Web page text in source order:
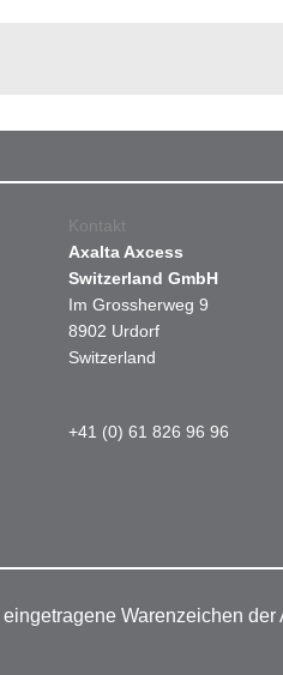
Kontakt
Axalta Axcess
Switzerland GmbH
Im Grossherweg 9
8902 Urdorf
Switzerland
+41 (0) 61 826 96 96
Warenzeichen der